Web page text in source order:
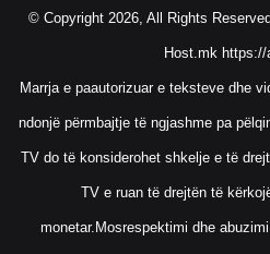
© Copyright 2026, All Rights
Host.mk
Marrja e paautorizuar e teksteve dhe
ndonjë përmbajtje të ngjashme pa
TV do të konsiderohet shkelje e të
TV e ruan të drejtën të
monetar.Mosrespektimi dhe